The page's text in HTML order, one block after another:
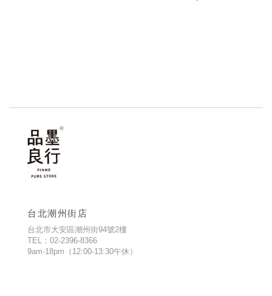
台北潮州街店
台北市大安區潮州街94號2樓
TEL：02-2396-8366
9am-18pm（12:00-13:30午休）